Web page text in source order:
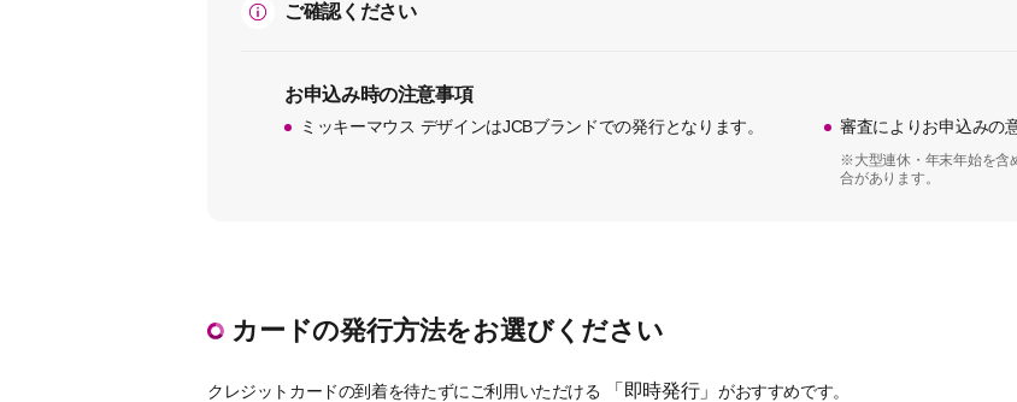
ご確認ください
お申込み時の注意事項
ミッキーマウス デザインはJCBブランドでの発行となります。 審査によりお申込みの
※大型連休・年末年始を含
合があります。
カードの発行方法をお選びください
クレジットカードの到着を待たずにご利用いただける 「即時発行」 がおすすめです。